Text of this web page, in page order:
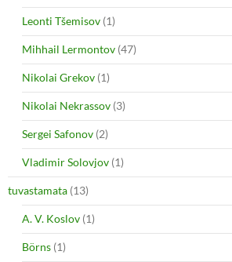
Leonti Tšemisov (1)
Mihhail Lermontov (47)
Nikolai Grekov (1)
Nikolai Nekrassov (3)
Sergei Safonov (2)
Vladimir Solovjov (1)
tuvastamata (13)
A. V. Koslov (1)
Börns (1)